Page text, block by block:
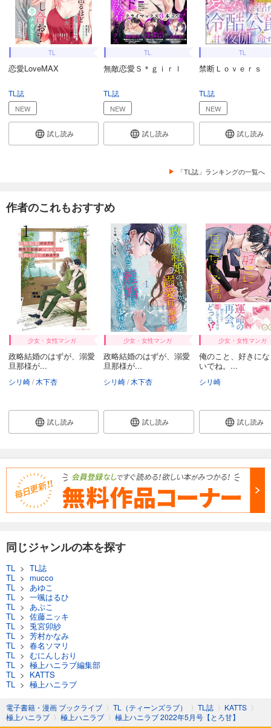
あらすじを表示する
極上ハニラブ 2023年12月号【とろ甘】
550円 (税込)
カート
あらすじを表示する
極上ハニラブ 2023年11月号【きゅん愛】
550
完結
カート
試し読み
極上ハニラブ 2023年11月号【とろ甘】
完結
カート
試し読み
あらすじを表示する
極上ハニラブ 2023年10月号【きゅん愛】
550円 (税込)
完結
カート
試し読み
あらすじを表示する
完結
試し読み
極上ハニラブ 2023年9月号【きゅん愛】
550円 (税込)
完結
カート
試し読み
極上ハニラブ 2023年9月号【とろ甘】
極上ハニラブ 2023年8月号【きゅん愛】
550
完結
極上ハニラブ 2023年8月号【とろ甘】
TL
恋愛LoveMAX
TL誌
NEW
試し読み
TL
無敵恋愛Ｓ＊ｇｉｒｌ
TL誌
NEW
試し読み
TL
禁断Ｌｏｖｅｒｓ
TL誌
NEW
試し読み
「TL誌」ランキングの一覧へ
作者のこれもおすすめ
少女・女性マンガ
政略結婚のはずが、溺愛
旦那様が...
シリ崎 木下杏
試し読み
少女・女性マンガ
政略結婚のはずが、溺愛
旦那様が...
シリ崎 木下杏
試し読み
少女・女性マンガ
俺のこと、好きに
いでね。...
シリ崎
試し読み
同じジャンルの本を探す
TL > TL誌
TL > mucco
TL > あゆこ
TL > 一颯はるひ
TL > あぷこ
TL > 佐藤ニッキ
TL > 兎宮卯紗
TL > 芳村かなみ
TL > 春名ソマリ
TL > むにんしおり
TL > 極上ハニラブ編集部
TL > KATTS
TL > 極上ハニラブ
電子書籍・漫画 ブックライブ 〉 TL（ティーンズラブ） 〉 TL誌 〉 KATTS 〉
極上ハニラブ 〉 極上ハニラブ 〉 極上ハニラブ 2022年5月号【とろ甘】